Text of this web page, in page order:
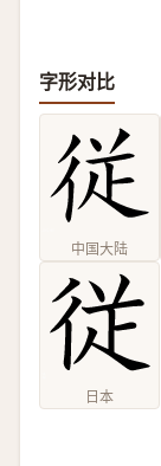
字形对比
中国大陆
日本